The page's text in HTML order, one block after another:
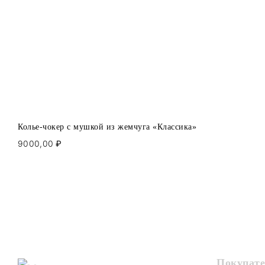
Колье-чокер с мушкой из жемчуга «Классика»
9000,00₽